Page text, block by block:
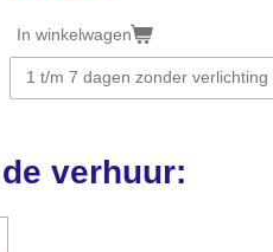
In winkelwagen
verhuur: